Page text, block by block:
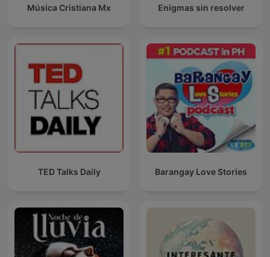
Música Cristiana Mx Enigmas sin resolver
TED Talks Daily Barangay Love Stories